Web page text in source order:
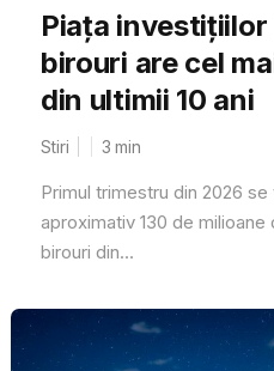
Piața investițiilor
birouri are cel
din ultimii 10 ani
Stiri 3 min
Primul trimestru din 2026
aproximativ 130 de
birouri din...